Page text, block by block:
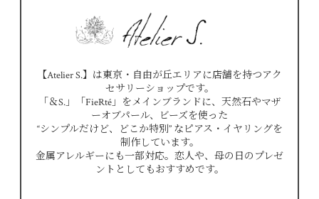
【Atelier S.】は東京・自由が丘エリアに店舗を持つアク
セサリーショップです。
「＆S.」「FieRté」をメインブランドに、天然石やマザ
ーオブパール、ビーズを使った
“シンプルだけど、どこか特別” なピアス・イヤリングを
制作しています。
金属アレルギーにも一部対応。恋人や、母の日のプレゼ
ントとしてもおすすめです。